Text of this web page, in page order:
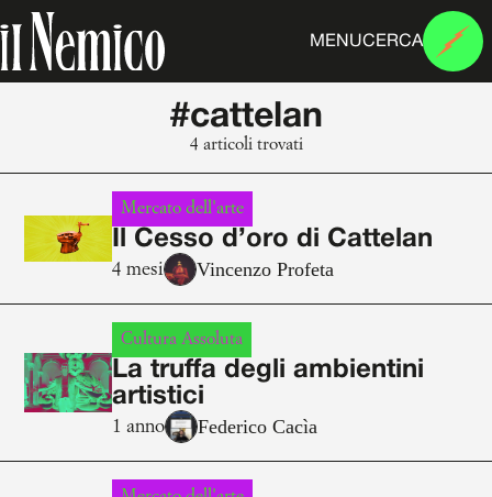
MENUCERCA
#cattelan
4 articoli trovati
Mercato dell'arte
Il Cesso d’oro di Cattelan
4 mesi Vincenzo Profeta
Cultura Assoluta
La truffa degli ambientini
artistici
1 anno Federico Cacìa